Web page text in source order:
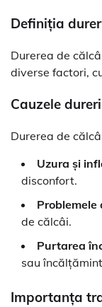
Definiția
Durerea de
diverse factori,
Cauzele
Durerea de
Uzura și
disconfort.
Problemele
de călcâi.
Purtarea
sau
Importanța